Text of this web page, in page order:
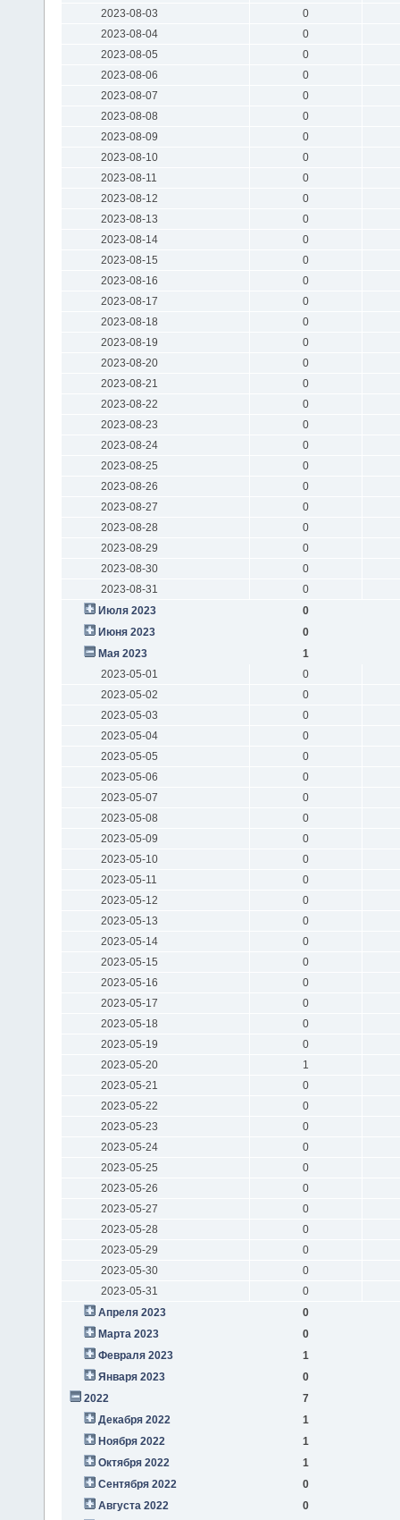
2023-08-03
0
2023-08-04
0
2023-08-05
0
2023-08-06
0
2023-08-07
0
2023-08-08
0
2023-08-09
0
2023-08-10
0
2023-08-11
0
2023-08-12
0
2023-08-13
0
2023-08-14
0
2023-08-15
0
2023-08-16
0
2023-08-17
0
2023-08-18
0
2023-08-19
0
2023-08-20
0
2023-08-21
0
2023-08-22
0
2023-08-23
0
2023-08-24
0
2023-08-25
0
2023-08-26
0
2023-08-27
0
2023-08-28
0
2023-08-29
0
2023-08-30
0
2023-08-31
0
Июля 2023
0
Июня 2023
0
Мая 2023
1
2023-05-01
0
2023-05-02
0
2023-05-03
0
2023-05-04
0
2023-05-05
0
2023-05-06
0
2023-05-07
0
2023-05-08
0
2023-05-09
0
2023-05-10
0
2023-05-11
0
2023-05-12
0
2023-05-13
0
2023-05-14
0
2023-05-15
0
2023-05-16
0
2023-05-17
0
2023-05-18
0
2023-05-19
0
2023-05-20
1
2023-05-21
0
2023-05-22
0
2023-05-23
0
2023-05-24
0
2023-05-25
0
2023-05-26
0
2023-05-27
0
2023-05-28
0
2023-05-29
0
2023-05-30
0
2023-05-31
0
Апреля 2023
0
Марта 2023
0
Февраля 2023
1
Января 2023
0
2022
7
Декабря 2022
1
Ноября 2022
1
Октября 2022
1
Сентября 2022
0
Августа 2022
0